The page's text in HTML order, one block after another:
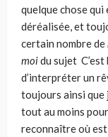
quelque chose qui
déréalisée, et
certain nombre de
moidu sujet C’est
d’interpréter un
toujours ainsi que
tout au moins
reconnaître où